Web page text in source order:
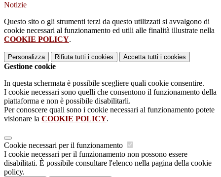
Notizie
Questo sito o gli strumenti terzi da questo utilizzati si avvalgono di
cookie necessari al funzionamento ed utili alle finalità illustrate nella
COOKIE POLICY.
Personalizza Rifiuta tutti i cookies Accetta tutti i cookies
Gestione cookie
In questa schermata è possibile scegliere quali cookie consentire.
I cookie necessari sono quelli che consentono il funzionamento della
piattaforma e non è possibile disabilitarli.
Per conoscere quali sono i cookie necessari al funzionamento potete
visionare la COOKIE POLICY.
Cookie necessari per il funzionamento
I cookie necessari per il funzionamento non possono essere
disabilitati. È possibile consultare l'elenco nella pagina della cookie
policy.